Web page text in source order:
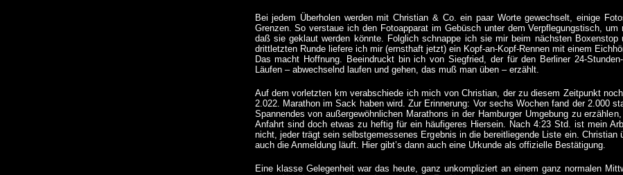
Bei jedem Überholen werden mit Christian & Co. ein paar Worte gewechselt, einige
Grenzen. So verstaue ich den Fotoapparat im Gebüsch unter dem Verpflegungstisch,
daß sie geklaut werden könnte. Folglich schnappe ich sie mir beim nächsten
drittletzten Runde liefere ich mir (ernsthaft jetzt) ein Kopf-an-Kopf-Rennen mit einem
Das macht Hoffnung. Beeindruckt bin ich von Siegfried, der für den Berliner 24-
Läufen – abwechselnd laufen und gehen, das muß man üben – erzählt.
Auf dem vorletzten km verabschiede ich mich von Christian, der zu diesem Zeitpunkt
2.022. Marathon im Sack haben wird. Zur Erinnerung: Vor sechs Wochen fand der 2.000
Spannendes von außergewöhnlichen Marathons in der Hamburger Umgebung zu
Anfahrt sind doch etwas zu heftig für ein häufigeres Hiersein. Nach 4:23 Std. ist mein
nicht, jeder trägt sein selbstgemessenes Ergebnis in die bereitliegende Liste ein.
auch die Anmeldung läuft. Hier gibt’s dann auch eine Urkunde als offizielle Bestätigung.
Eine klasse Gelegenheit war das heute, ganz unkompliziert an einem ganz normalen